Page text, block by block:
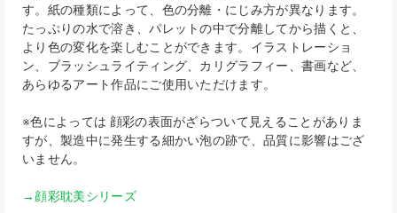
す。紙の種類によって、色の分離・にじみ方が異なります。
たっぷりの水で溶き、パレットの中で分離してから描くと、
より色の変化を楽しむことができます。イラストレーショ
ン、ブラッシュライティング、カリグラフィー、書画など、
あらゆるアート作品にご使用いただけます。
※色によっては 顔彩の表面がざらついて見えることがありま
すが、製造中に発生する細かい泡の跡で、品質に影響はござ
いません。
→顔彩耽美シリーズ